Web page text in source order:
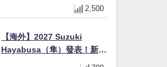
展亮相，70 週年紀念版
YZF-R 系列限量追加販售
2,500
【海外】2027 Suzuki
Hayabusa（隼）發表！新增
Special Edition 特仕版，全